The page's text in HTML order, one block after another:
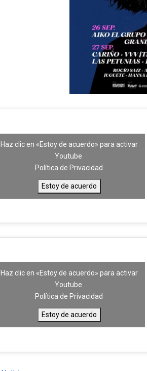
Haz clic en «Estoy de acuerdo» para activar
Youtube
Política de Privacidad
Estoy de acuerdo
Haz clic en «Estoy de acuerdo» para activar
Youtube
Política de Privacidad
Estoy de acuerdo